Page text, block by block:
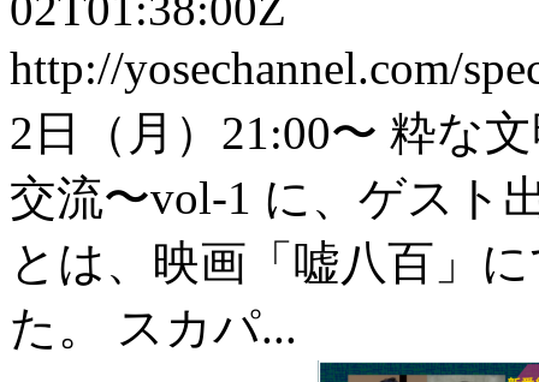
http://yosechannel.com/
2日（月）21:00〜 粋な
交流〜vol-1 に、ゲスト
とは、映画「嘘八百」
た。 スカパ...